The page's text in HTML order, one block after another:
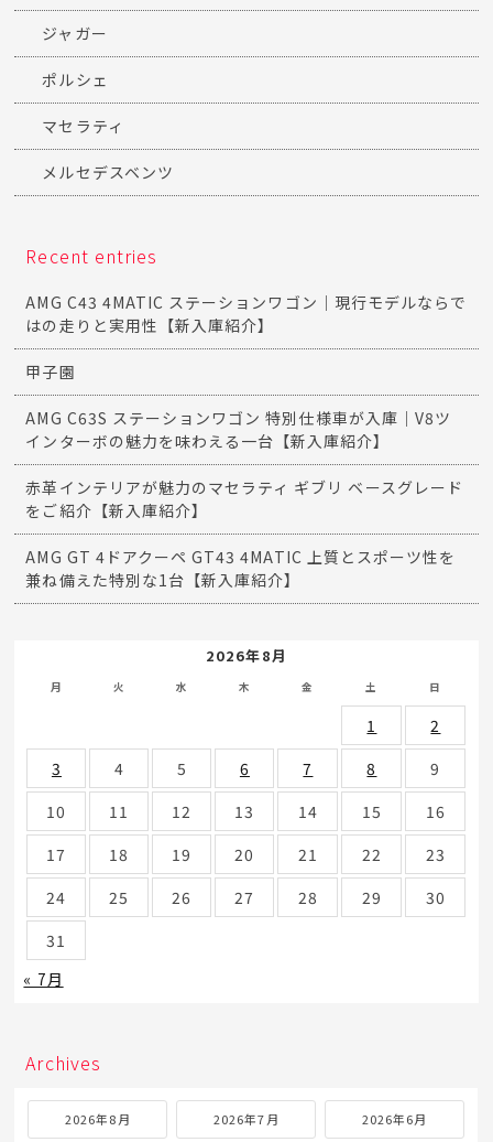
ジャガー
ポルシェ
マセラティ
メルセデスベンツ
Recent entries
AMG C43 4MATIC ステーションワゴン｜現行モデルならで
はの走りと実用性【新入庫紹介】
甲子園
AMG C63S ステーションワゴン 特別仕様車が入庫｜V8ツ
インターボの魅力を味わえる一台【新入庫紹介】
赤革インテリアが魅力のマセラティ ギブリ ベースグレード
をご紹介【新入庫紹介】
AMG GT 4ドアクーペ GT43 4MATIC 上質とスポーツ性を
兼ね備えた特別な1台【新入庫紹介】
2026年8月
月 火 水 木 金 土 日
1
2
3
4 5 6 7 8
9
10
11 12 13 14 15
16
17
18 19 20 21 22
23
24
25 26 27 28 29
30
31
« 7月
Archives
2026年8月 2026年7月 2026年6月